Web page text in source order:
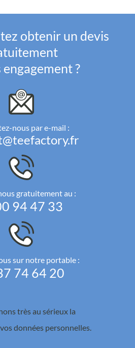
obtenir un devis
engagement ?
nous par e-mail :
gratuitement au :
94 47 33
sur notre portable :
74 64 20
très au sérieux la
données personnelles.